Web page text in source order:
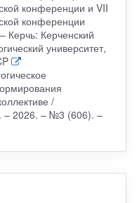
конференции и VII
конференции
Керчь: Керченский
университет,
/
2026. – №3 (606). –